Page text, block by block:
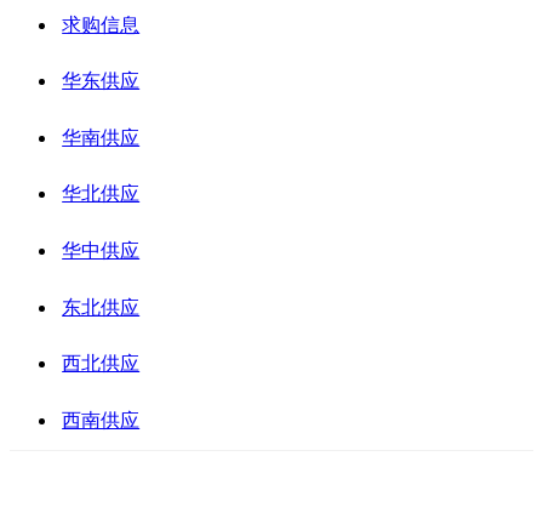
求购信息
华东供应
华南供应
华北供应
华中供应
东北供应
西北供应
西南供应